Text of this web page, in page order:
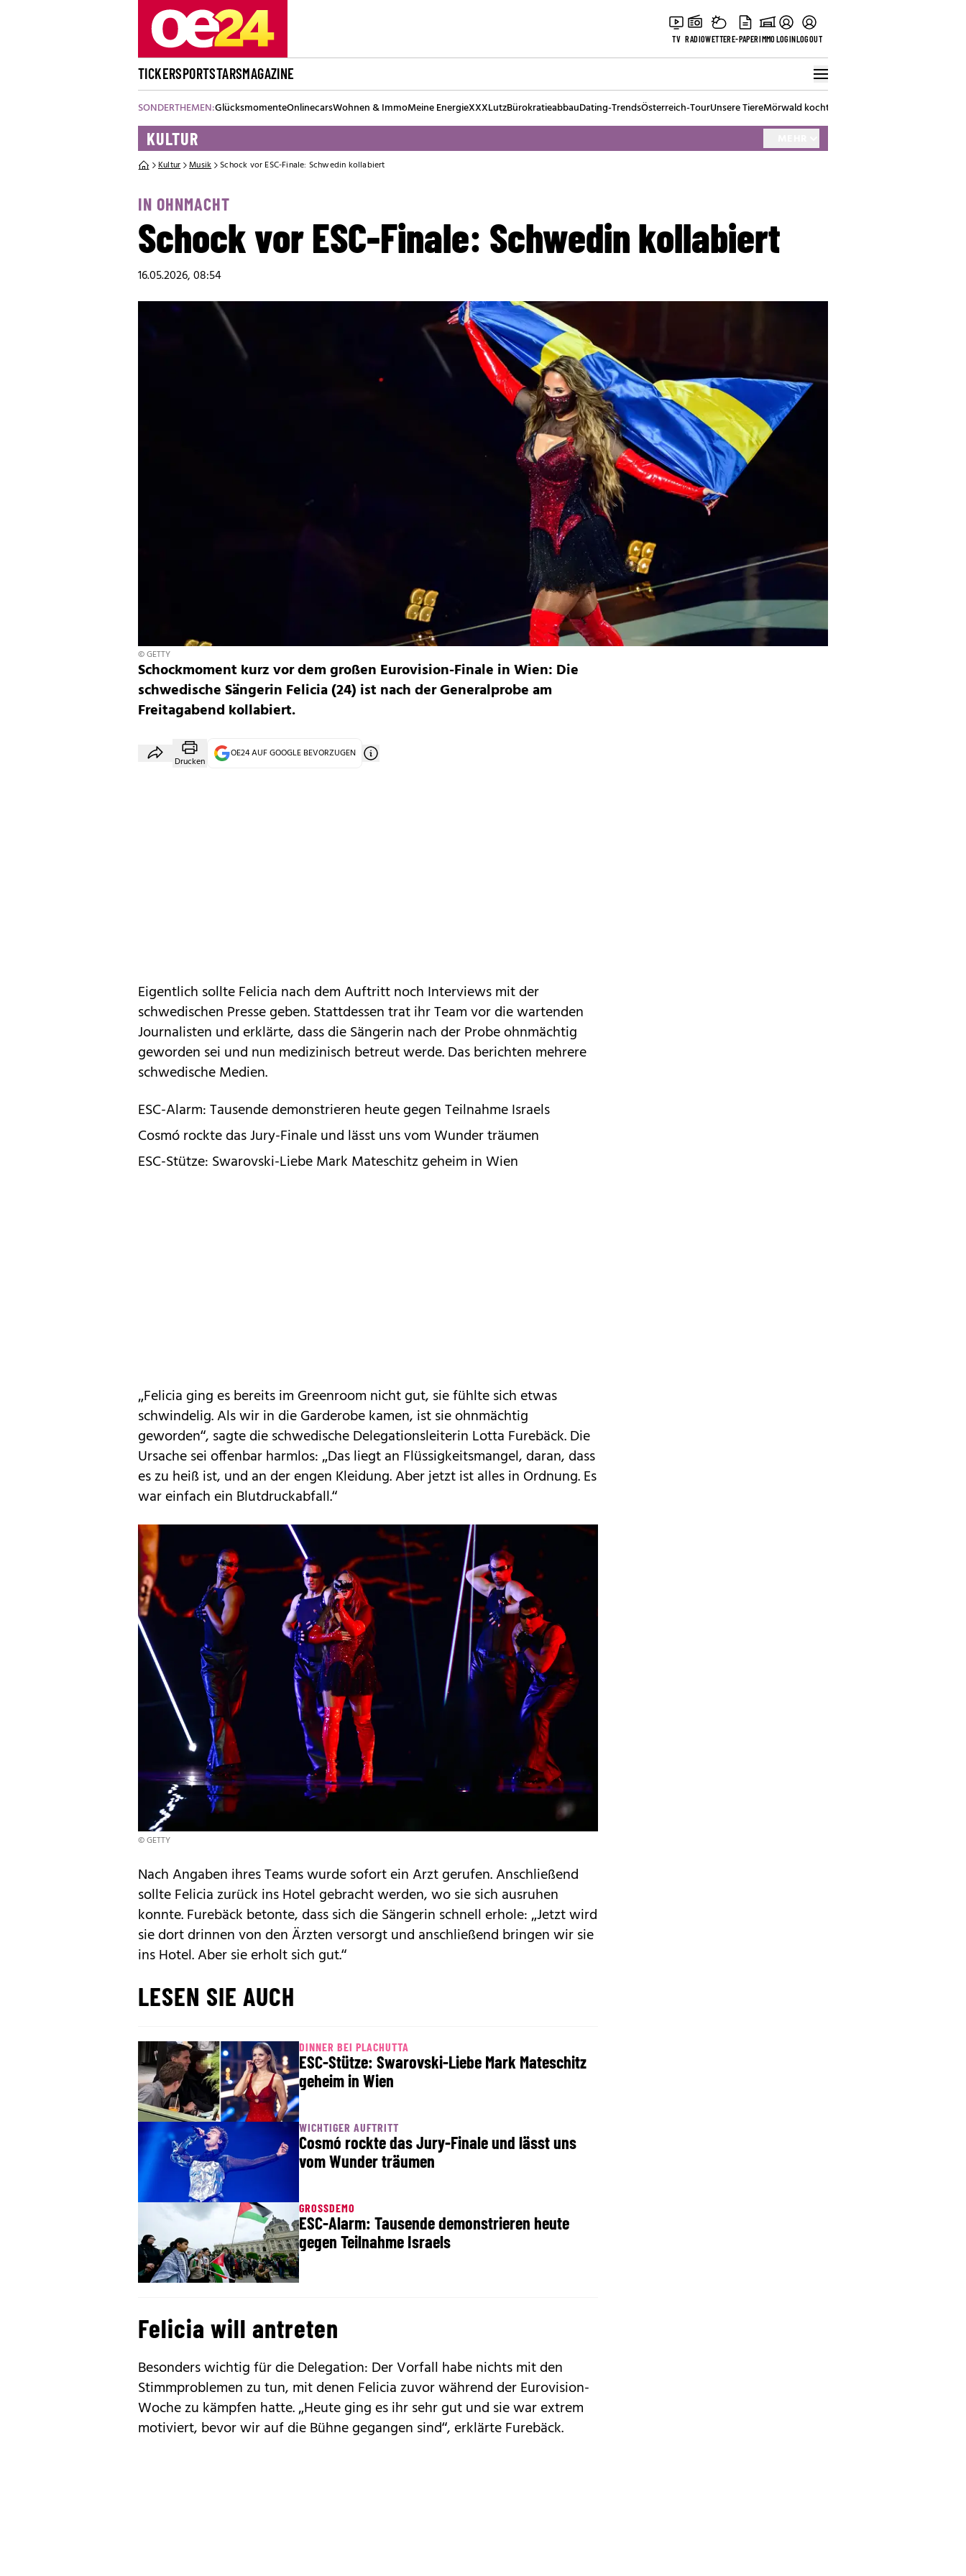
TV RADIOWETTERE-PAPERIMMOLOGINLOGOUT
TICKERSPORTSTARSMAGAZINE
SONDERTHEMEN:GlücksmomenteOnlinecarsWohnen & ImmoMeine EnergieXXXLutzBürokratieabbauDating-TrendsÖsterreich-TourUnsere TiereMörwald kocht
KULTUR
Kultur Musik Schock vor ESC-Finale: Schwedin kollabiert
IN OHNMACHT
Schock vor ESC-Finale: Schwedin kollabiert
16.05.2026, 08:54
© GETTY
Schockmoment kurz vor dem großen Eurovision-Finale in Wien: Die
schwedische Sängerin Felicia (24) ist nach der Generalprobe am
Freitagabend kollabiert.
Drucken
OE24 AUF GOOGLE BEVORZUGEN
Eigentlich sollte Felicia nach dem Auftritt noch Interviews mit der
schwedischen Presse geben. Stattdessen trat ihr Team vor die wartenden
Journalisten und erklärte, dass die Sängerin nach der Probe ohnmächtig
geworden sei und nun medizinisch betreut werde. Das berichten mehrere
schwedische Medien.
ESC-Alarm: Tausende demonstrieren heute gegen Teilnahme Israels
Cosmó rockte das Jury-Finale und lässt uns vom Wunder träumen
ESC-Stütze: Swarovski-Liebe Mark Mateschitz geheim in Wien
„Felicia ging es bereits im Greenroom nicht gut, sie fühlte sich etwas
schwindelig. Als wir in die Garderobe kamen, ist sie ohnmächtig
geworden“, sagte die schwedische Delegationsleiterin Lotta Furebäck. Die
Ursache sei offenbar harmlos: „Das liegt an Flüssigkeitsmangel, daran, dass
es zu heiß ist, und an der engen Kleidung. Aber jetzt ist alles in Ordnung. Es
war einfach ein Blutdruckabfall.“
© GETTY
Nach Angaben ihres Teams wurde sofort ein Arzt gerufen. Anschließend
sollte Felicia zurück ins Hotel gebracht werden, wo sie sich ausruhen
konnte. Furebäck betonte, dass sich die Sängerin schnell erhole: „Jetzt wird
sie dort drinnen von den Ärzten versorgt und anschließend bringen wir sie
ins Hotel. Aber sie erholt sich gut.“
LESEN SIE AUCH
DINNER BEI PLACHUTTA
ESC-Stütze: Swarovski-Liebe Mark Mateschitz
geheim in Wien
WICHTIGER AUFTRITT
Cosmó rockte das Jury-Finale und lässt uns
vom Wunder träumen
GROSSDEMO
ESC-Alarm: Tausende demonstrieren heute
gegen Teilnahme Israels
Felicia will antreten
Besonders wichtig für die Delegation: Der Vorfall habe nichts mit den
Stimmproblemen zu tun, mit denen Felicia zuvor während der Eurovision-
Woche zu kämpfen hatte. „Heute ging es ihr sehr gut und sie war extrem
motiviert, bevor wir auf die Bühne gegangen sind“, erklärte Furebäck.